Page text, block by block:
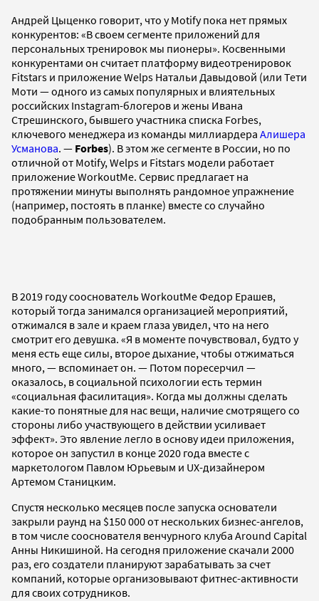
Андрей Цыценко говорит, что у Motify пока нет прямых
конкурентов: «В своем сегменте приложений для
персональных тренировок мы пионеры». Косвенными
конкурентами он считает платформу видеотренировок
Fitstars и приложение Welps Натальи Давыдовой (или Тети
Моти — одного из самых популярных и влиятельных
российских Instagram-блогеров и жены Ивана
Стрешинского, бывшего участника списка Forbes,
ключевого менеджера из команды миллиардера Алишера
Усманова. — Forbes). В этом же сегменте в России, но по
отличной от Motify, Welps и Fitstars модели работает
приложение WorkoutMe. Сервис предлагает на
протяжении минуты выполнять рандомное упражнение
(например, постоять в планке) вместе со случайно
подобранным пользователем.
В 2019 году сооснователь WorkoutMe Федор Ерашев,
который тогда занимался организацией мероприятий,
отжимался в зале и краем глаза увидел, что на него
смотрит его девушка. «Я в моменте почувствовал, будто у
меня есть еще силы, второе дыхание, чтобы отжиматься
много, — вспоминает он. — Потом поресерчил —
оказалось, в социальной психологии есть термин
«социальная фасилитация». Когда мы должны сделать
какие-то понятные для нас вещи, наличие смотрящего со
стороны либо участвующего в действии усиливает
эффект». Это явление легло в основу идеи приложения,
которое он запустил в конце 2020 года вместе с
маркетологом Павлом Юрьевым и UX-дизайнером
Артемом Станицким.
Спустя несколько месяцев после запуска основатели
закрыли раунд на $150 000 от нескольких бизнес-ангелов,
в том числе сооснователя венчурного клуба Around Capital
Анны Никишиной. На сегодня приложение скачали 2000
раз, его создатели планируют зарабатывать за счет
компаний, которые организовывают фитнес-активности
для своих сотрудников.